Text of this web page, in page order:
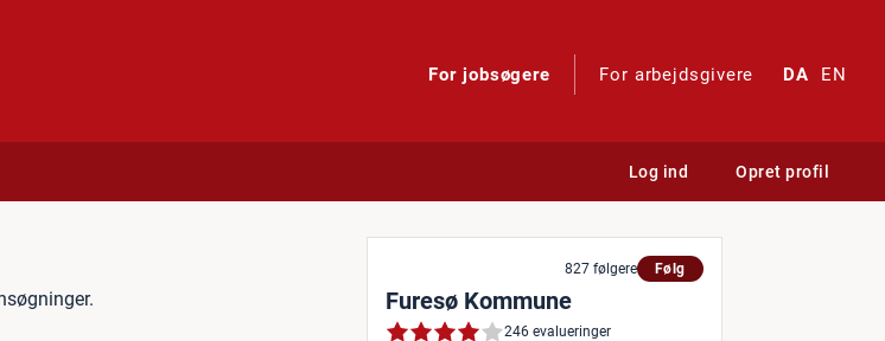
For jobsøgere For arbejdsgivere DA EN
Log ind Opret profil
Vi søger løbende elever med
827 følgere Følg
Furesø Kommune
246 evalueringer